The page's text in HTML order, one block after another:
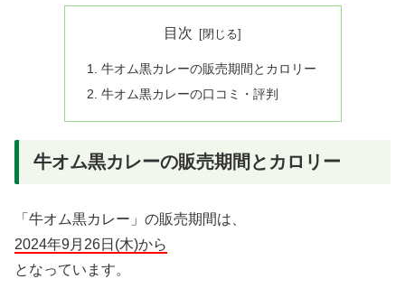
目次
牛オム黒カレーの販売期間とカロリー
牛オム黒カレーの口コミ・評判
牛オム黒カレーの販売期間とカロリー
「牛オム黒カレー」の販売期間は、
2024年9月26日(木)から
となっています。